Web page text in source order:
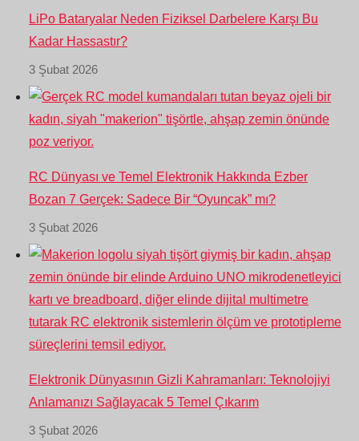
LiPo Bataryalar Neden Fiziksel Darbelere Karşı Bu
Kadar Hassastır?
3 Şubat 2026
RC Dünyası ve Temel Elektronik Hakkında Ezber
Bozan 7 Gerçek: Sadece Bir “Oyuncak” mı?
3 Şubat 2026
Elektronik Dünyasının Gizli Kahramanları: Teknolojiyi
Anlamanızı Sağlayacak 5 Temel Çıkarım
3 Şubat 2026